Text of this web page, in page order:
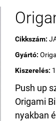
Cikkszám:
Gyártó:
Kiszerelés:
Push up
Origami
nyakban